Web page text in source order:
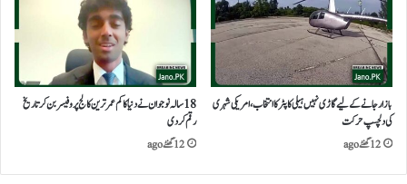
بازار جانے کے لیے گاڑی نہیں ہیلی کاپٹر کا انتخاب،امریکی شہری
کی دلچسپ حرکت
12 گھنٹے ago
18 سالہ نوجوان نے دنیا کا کم عمر ترین کالج پروفیسر بن کر تاریخ
رقم کر دی
12 گھنٹے ago